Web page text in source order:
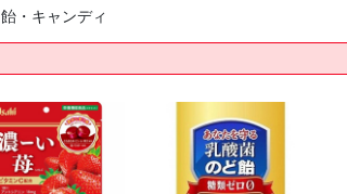
飴・キャンディ